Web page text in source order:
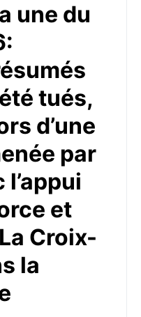
une du
tués,
d’une
par
l’appui
et
Croix-
la